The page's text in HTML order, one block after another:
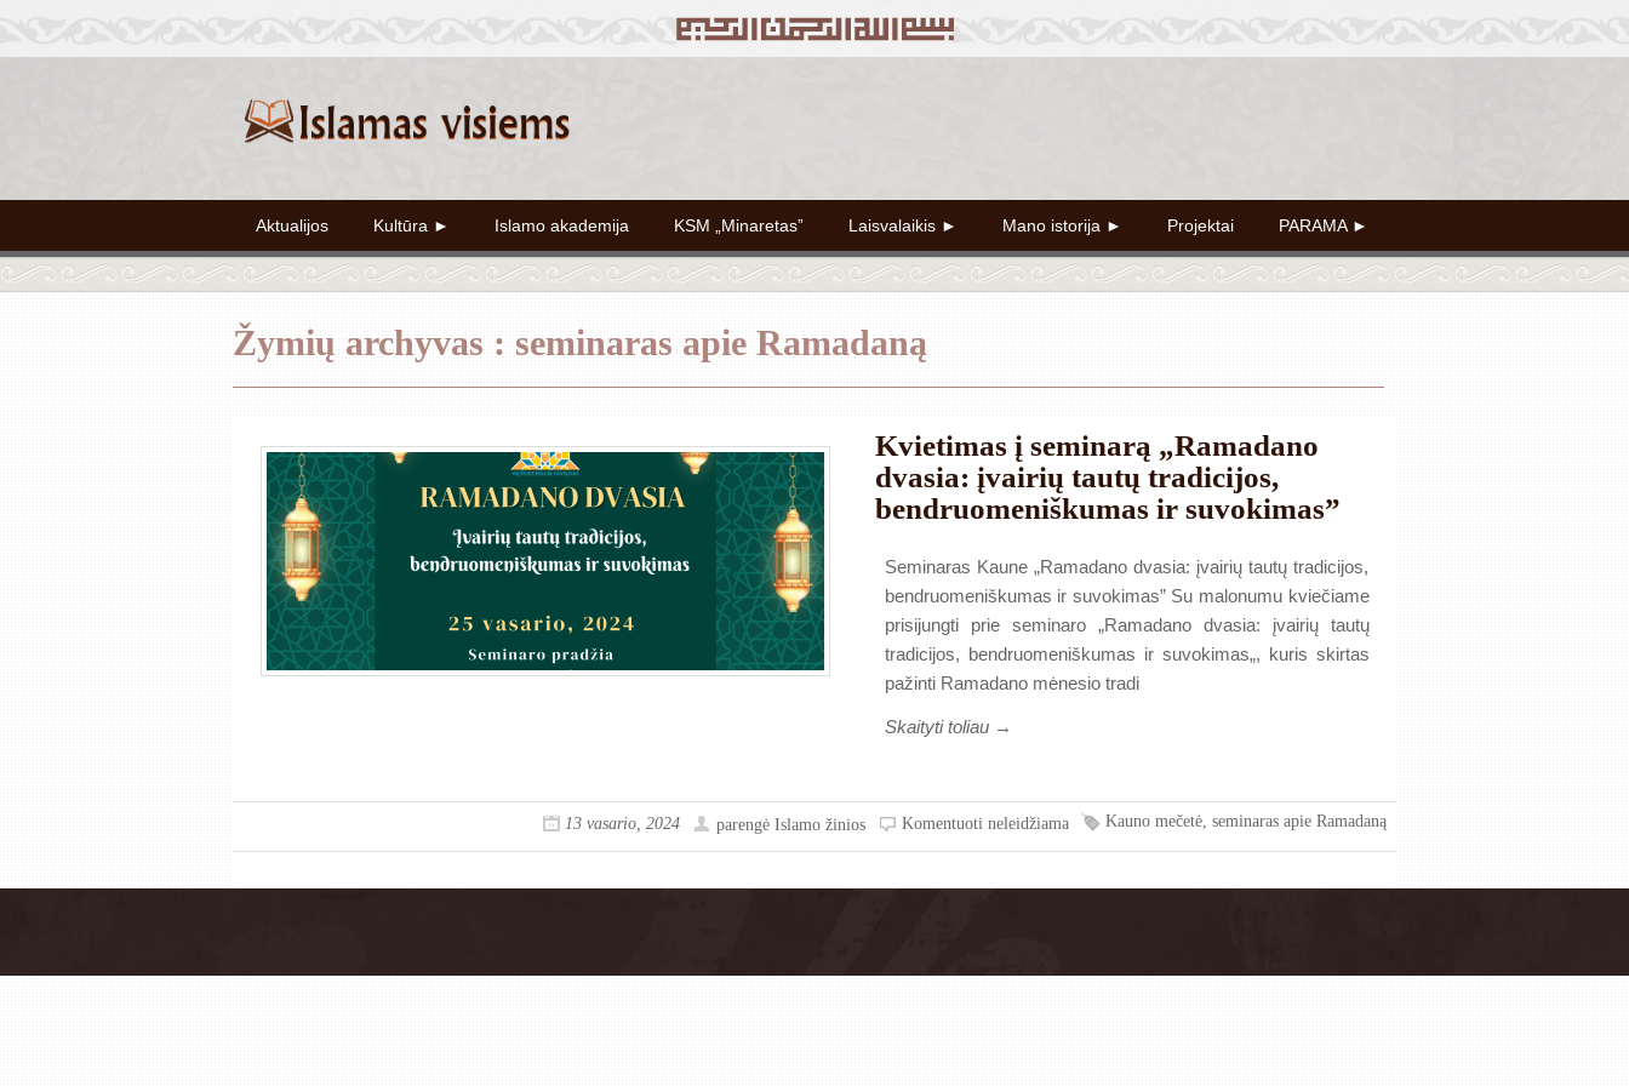
Aktualijos Kultūra ► Islamo akademija KSM „Minaretas” Laisvalaikis ► Mano istorija ► Projektai PARAMA ►
Žymių archyvas : seminaras apie Ramadaną
Kvietimas į seminarą „Ramadano
dvasia: įvairių tautų tradicijos,
bendruomeniškumas ir suvokimas”
Seminaras Kaune „Ramadano dvasia: įvairių tautų tradicijos,
bendruomeniškumas ir suvokimas” Su malonumu kviečiame
prisijungti prie seminaro „Ramadano dvasia: įvairių tautų
tradicijos, bendruomeniškumas ir suvokimas„, kuris skirtas
pažinti Ramadano mėnesio tradi
Skaityti toliau →
13 vasario, 2024 parengė Islamo žinios Komentuoti neleidžiama Kauno mečetė, seminaras apie Ramadaną